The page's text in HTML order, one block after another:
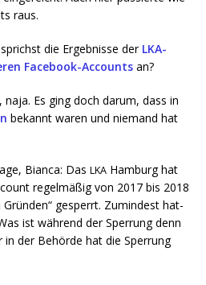
raus.
die Ergeb­nis­se der LKA-
Face­book-Accounts an?
Es ging doch dar­um, dass in
bekannt waren und nie­mand hat
Bian­ca: Das LKA Ham­burg hat
regel­mä­ßig von 2017 bis 2018
gesperrt. Zumin­dest hat­
ist wäh­rend der Sper­rung denn
der Behör­de hat die Sper­rung